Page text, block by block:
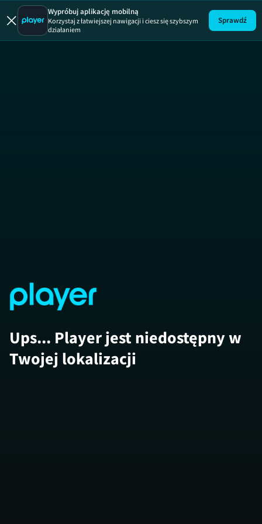
Wypróbuj aplikację mobilną
Korzystaj z łatwiejszej nawigacji i ciesz się szybszym
działaniem
Sprawdź
Ups... Player jest niedostępny w
Twojej lokalizacji